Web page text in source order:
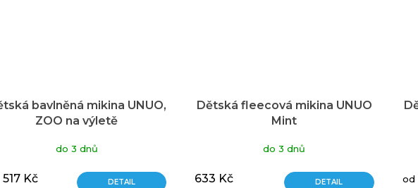
bavlněná mikina UNUO,
ZOO na výletě
do 3 dnů
517 Kč DETAIL
Dětská fleecová mikina UNUO
Mint
do 3 dnů
633 Kč DETAIL od